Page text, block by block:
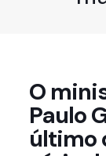
O
Paulo
último